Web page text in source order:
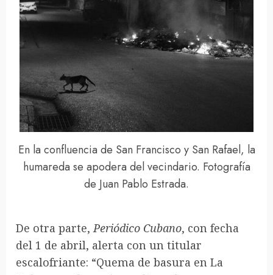
En la confluencia de San Francisco y San Rafael, la
humareda se apodera del vecindario. Fotografía
de Juan Pablo Estrada.
De otra parte,Periódico Cubano, con fecha
del 1 de abril, alerta con un titular
escalofriante: “Quema de basura en La